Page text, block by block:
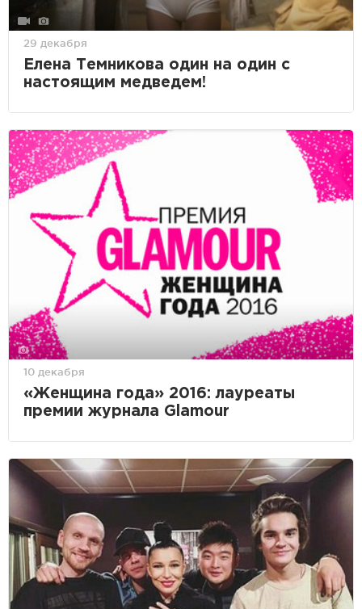
29 декабря
Елена Темникова один на один с
настоящим медведем!
10 декабря
«Женщина года» 2016: лауреаты
премии журнала Glamour